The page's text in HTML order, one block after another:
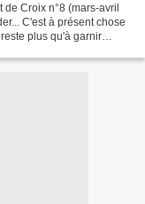
Croix n°8 (mars-avril
C'est à présent chose
plus qu'à garnir